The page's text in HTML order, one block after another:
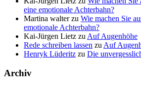
eine emotionale Achterbahn?
Martina walterzu Wie machen Sie
emotionale Achterbahn?
Kai-Jürgen Lietz zu Auf Augenhöhe
Rede schreiben lassen zu Auf
Henryk Lüderitz zu Die
Archiv